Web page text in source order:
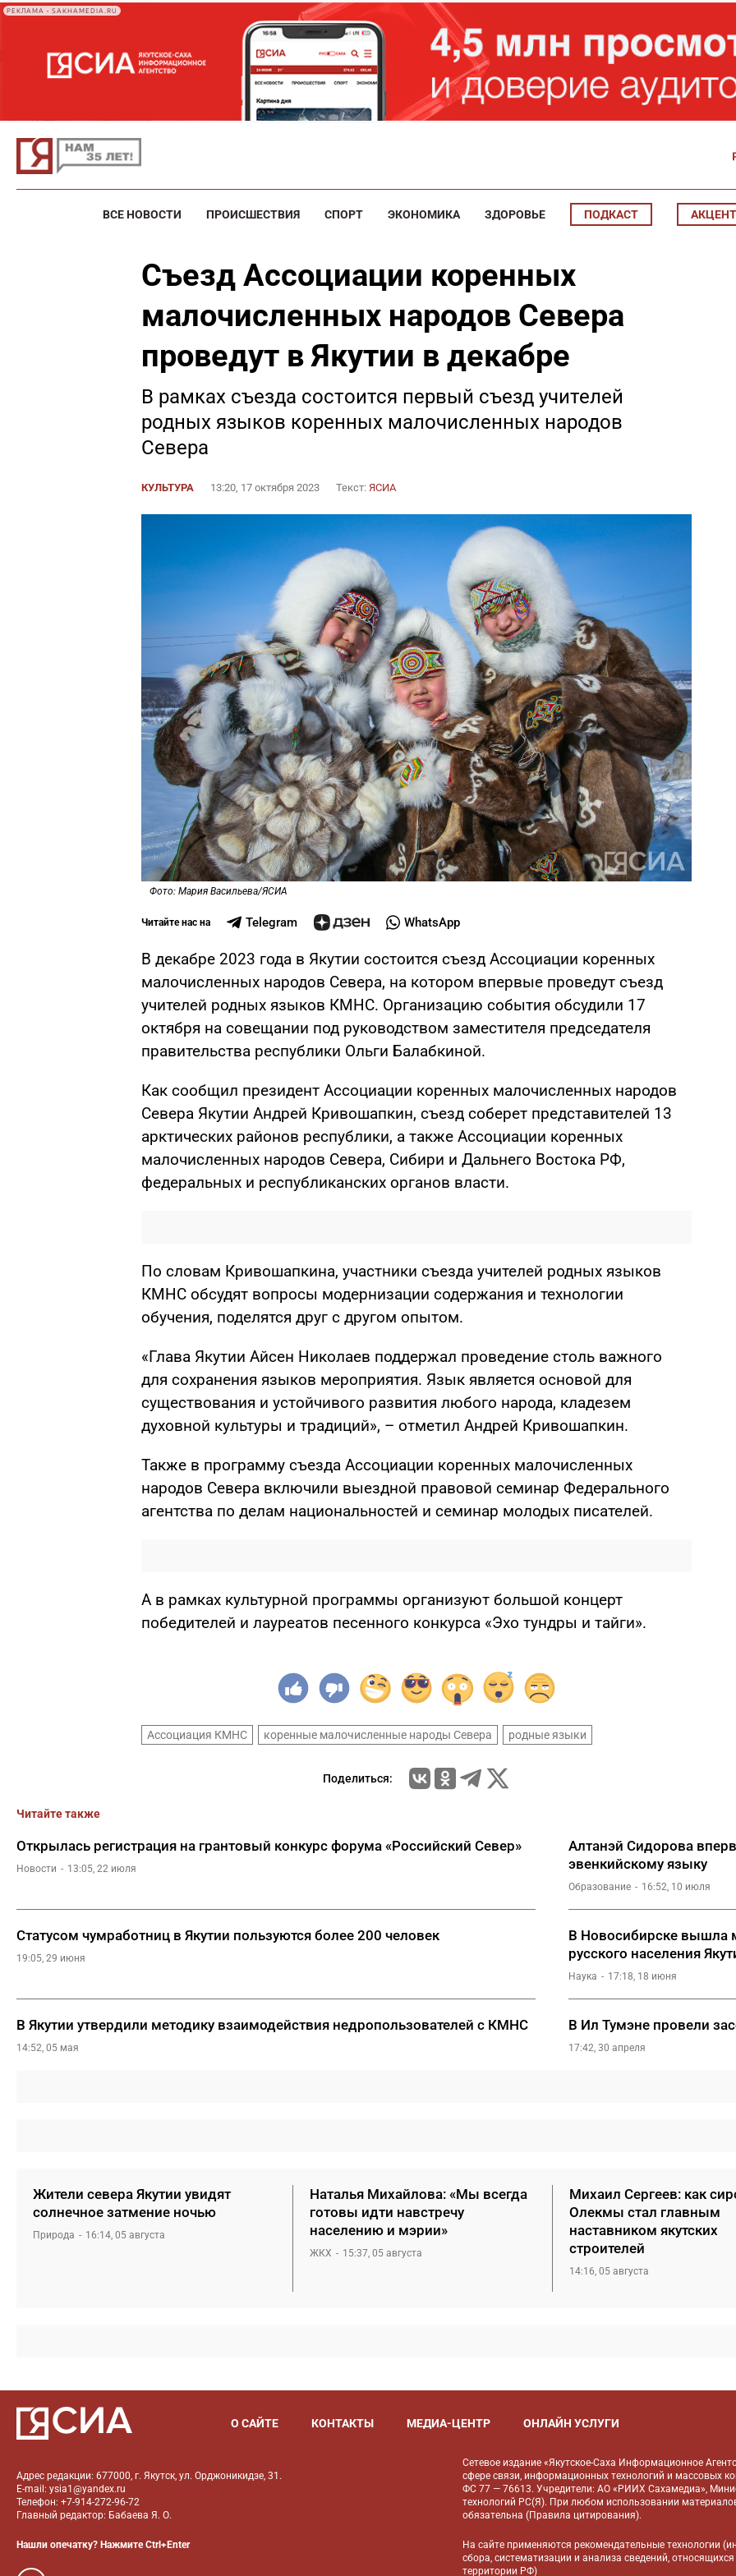
РЕКЛАМА • SAKHAMEDIA.RU
ВСЕ НОВОСТИ ПРОИСШЕСТВИЯ СПОРТ ЭКОНОМИКА ЗДОРОВЬЕ ПОДКАСТ АКЦЕНТ
Съезд Ассоциации коренных
малочисленных народов Севера
проведут в Якутии в декабре
В рамках съезда состоится первый съезд учителей
родных языков коренных малочисленных народов
Севера
КУЛЬТУРА 13:20, 17 октября 2023 Текст: ЯСИА
Фото: Мария Васильева/ЯСИА
Читайте нас на Telegram WhatsApp
В декабре 2023 года в Якутии состоится съезд Ассоциации коренных
малочисленных народов Севера, на котором впервые проведут съезд
учителей родных языков КМНС. Организацию события обсудили 17
октября на совещании под руководством заместителя председателя
правительства республики Ольги Балабкиной.
Как сообщил президент Ассоциации коренных малочисленных народов
Севера Якутии Андрей Кривошапкин, съезд соберет представителей 13
арктических районов республики, а также Ассоциации коренных
малочисленных народов Севера, Сибири и Дальнего Востока РФ,
федеральных и республиканских органов власти.
По словам Кривошапкина, участники съезда учителей родных языков
КМНС обсудят вопросы модернизации содержания и технологии
обучения, поделятся друг с другом опытом.
«Глава Якутии Айсен Николаев поддержал проведение столь важного
для сохранения языков мероприятия. Язык является основой для
существования и устойчивого развития любого народа, кладезем
духовной культуры и традиций», – отметил Андрей Кривошапкин.
Также в программу съезда Ассоциации коренных малочисленных
народов Севера включили выездной правовой семинар Федерального
агентства по делам национальностей и семинар молодых писателей.
А в рамках культурной программы организуют большой концерт
победителей и лауреатов песенного конкурса «Эхо тундры и тайги».
Ассоциация КМНС коренные малочисленные народы Севера родные языки
Поделиться:
Читайте также
Открылась регистрация на грантовый конкурс форума «Российский Север»
Новости 13:05, 22 июля
Алтанэй Сидорова
эвенкийскому языку
Образование 16:52, 10 июля
Статусом чумработниц в Якутии пользуются более 200 человек
19:05, 29 июня
В Новосибирске вышла
русского населения
Наука 17:18, 18 июня
В Якутии утвердили методику взаимодействия недропользователей с КМНС
14:52, 05 мая
В Ил Тумэне провели
17:42, 30 апреля
Жители севера Якутии увидят
солнечное затмение ночью
Природа 16:14, 05 августа
Наталья Михайлова: «Мы всегда
готовы идти навстречу
населению и мэрии»
ЖКХ 15:37, 05 августа
Михаил Сергеев: как
Олекмы стал главным
наставником якутских
строителей
14:16, 05 августа
О САЙТЕ КОНТАКТЫ МЕДИА-ЦЕНТР ОНЛАЙН УСЛУГИ
Адрес редакции: 677000, г. Якутск, ул. Орджоникидзе, 31.
E-mail: ysia1@yandex.ru
Телефон: +7-914-272-96-72
Главный редактор: Бабаева Я. О.
Нашли опечатку? Нажмите Ctrl+Enter
Сетевое издание «Якутское-Саха Информационное
сфере связи, информационных технологий и массовых
ФС 77 — 76613. Учредители: АО «РИИХ Сахамедиа»,
технологий РС(Я). При любом использовании
обязательна (Правила цитирования).
На сайте применяютсярекомендательные технологии
сбора, систематизации и анализа сведений,
территории РФ)